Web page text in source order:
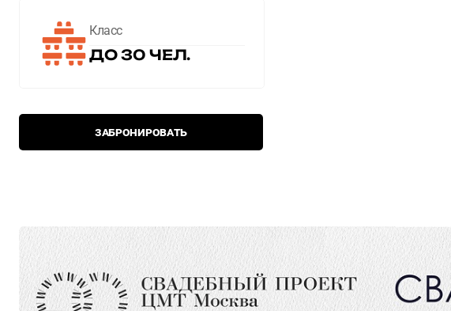
Класс
ДО 30 ЧЕЛ.
ЗАБРОНИРОВАТЬ